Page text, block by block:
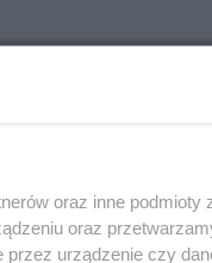
oraz inne
oraz
przez urządzenie czy